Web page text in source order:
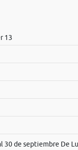
13
30 de septiembre De